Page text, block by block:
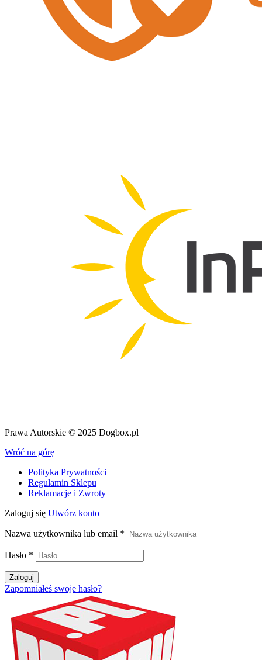
Prawa Autorskie © 2025 Dogbox.pl
Wróć na górę
Polityka Prywatności
Regulamin Sklepu
Reklamacje i Zwroty
Zaloguj się Utwórz konto
Nazwa użytkownika lub email *
Hasło *
Zaloguj
Zapomniałeś swoje hasło?